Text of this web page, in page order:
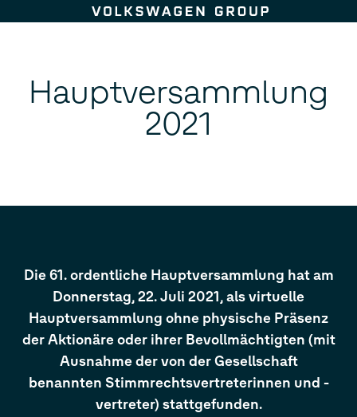
Zum Seiteninhalt springen
Hauptversammlung
2021
Die 61. ordentliche Hauptversammlung hat am
Donnerstag, 22. Juli 2021, als virtuelle
Hauptversammlung ohne physische Präsenz
der Aktionäre oder ihrer Bevollmächtigten (mit
Ausnahme der von der Gesellschaft
benannten Stimmrechtsvertreterinnen und -
vertreter) stattgefunden.